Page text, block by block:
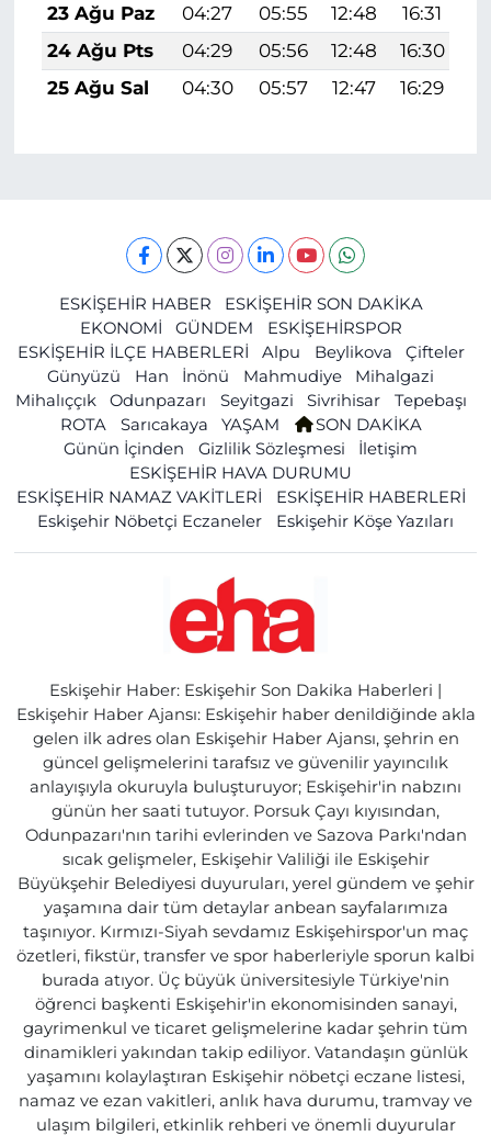
23 Ağu Paz 04:27 05:55 12:48 16:31
24 Ağu Pts
04:29 05:56 12:48 16:30
25 Ağu Sal
04:30 05:57 12:47 16:29
ESKİŞEHİR HABER
ESKİŞEHİR SON DAKİKA
EKONOMİ
GÜNDEM
ESKİŞEHİRSPOR
ESKİŞEHİR İLÇE HABERLERİ
Alpu Beylikova
Çifteler
Günyüzü
Han İnönü Mahmudiye
Mihalgazi
Mihalıççık
Odunpazarı Seyitgazi Sivrihisar
Tepebaşı
ROTA
Sarıcakaya YAŞAM
SON DAKİKA
Günün İçinden
Gizlilik Sözleşmesi
İletişim
ESKİŞEHİR HAVA DURUMU
ESKİŞEHİR NAMAZ VAKİTLERİ
ESKİŞEHİR HABERLERİ
Eskişehir Nöbetçi Eczaneler
Eskişehir Köşe Yazıları
Eskişehir Haber: Eskişehir Son Dakika Haberleri |
Eskişehir Haber Ajansı: Eskişehir haber denildiğinde akla
gelen ilk adres olan Eskişehir Haber Ajansı, şehrin en
güncel gelişmelerini tarafsız ve güvenilir yayıncılık
anlayışıyla okuruyla buluşturuyor; Eskişehir'in nabzını
günün her saati tutuyor. Porsuk Çayı kıyısından,
Odunpazarı'nın tarihi evlerinden ve Sazova Parkı'ndan
sıcak gelişmeler, Eskişehir Valiliği ile Eskişehir
Büyükşehir Belediyesi duyuruları, yerel gündem ve şehir
yaşamına dair tüm detaylar anbean sayfalarımıza
taşınıyor. Kırmızı-Siyah sevdamız Eskişehirspor'un maç
özetleri, fikstür, transfer ve spor haberleriyle sporun kalbi
burada atıyor. Üç büyük üniversitesiyle Türkiye'nin
öğrenci başkenti Eskişehir'in ekonomisinden sanayi,
gayrimenkul ve ticaret gelişmelerine kadar şehrin tüm
dinamikleri yakından takip ediliyor. Vatandaşın günlük
yaşamını kolaylaştıran Eskişehir nöbetçi eczane listesi,
namaz ve ezan vakitleri, anlık hava durumu, tramvay ve
ulaşım bilgileri, etkinlik rehberi ve önemli duyurular